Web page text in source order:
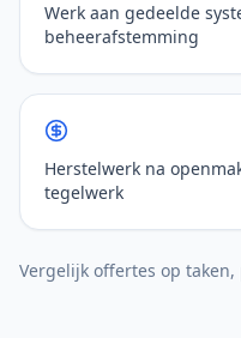
Werk aan gedeelde
beheerafstemming
Herstelwerk na
tegelwerk
Vergelijk offertes op